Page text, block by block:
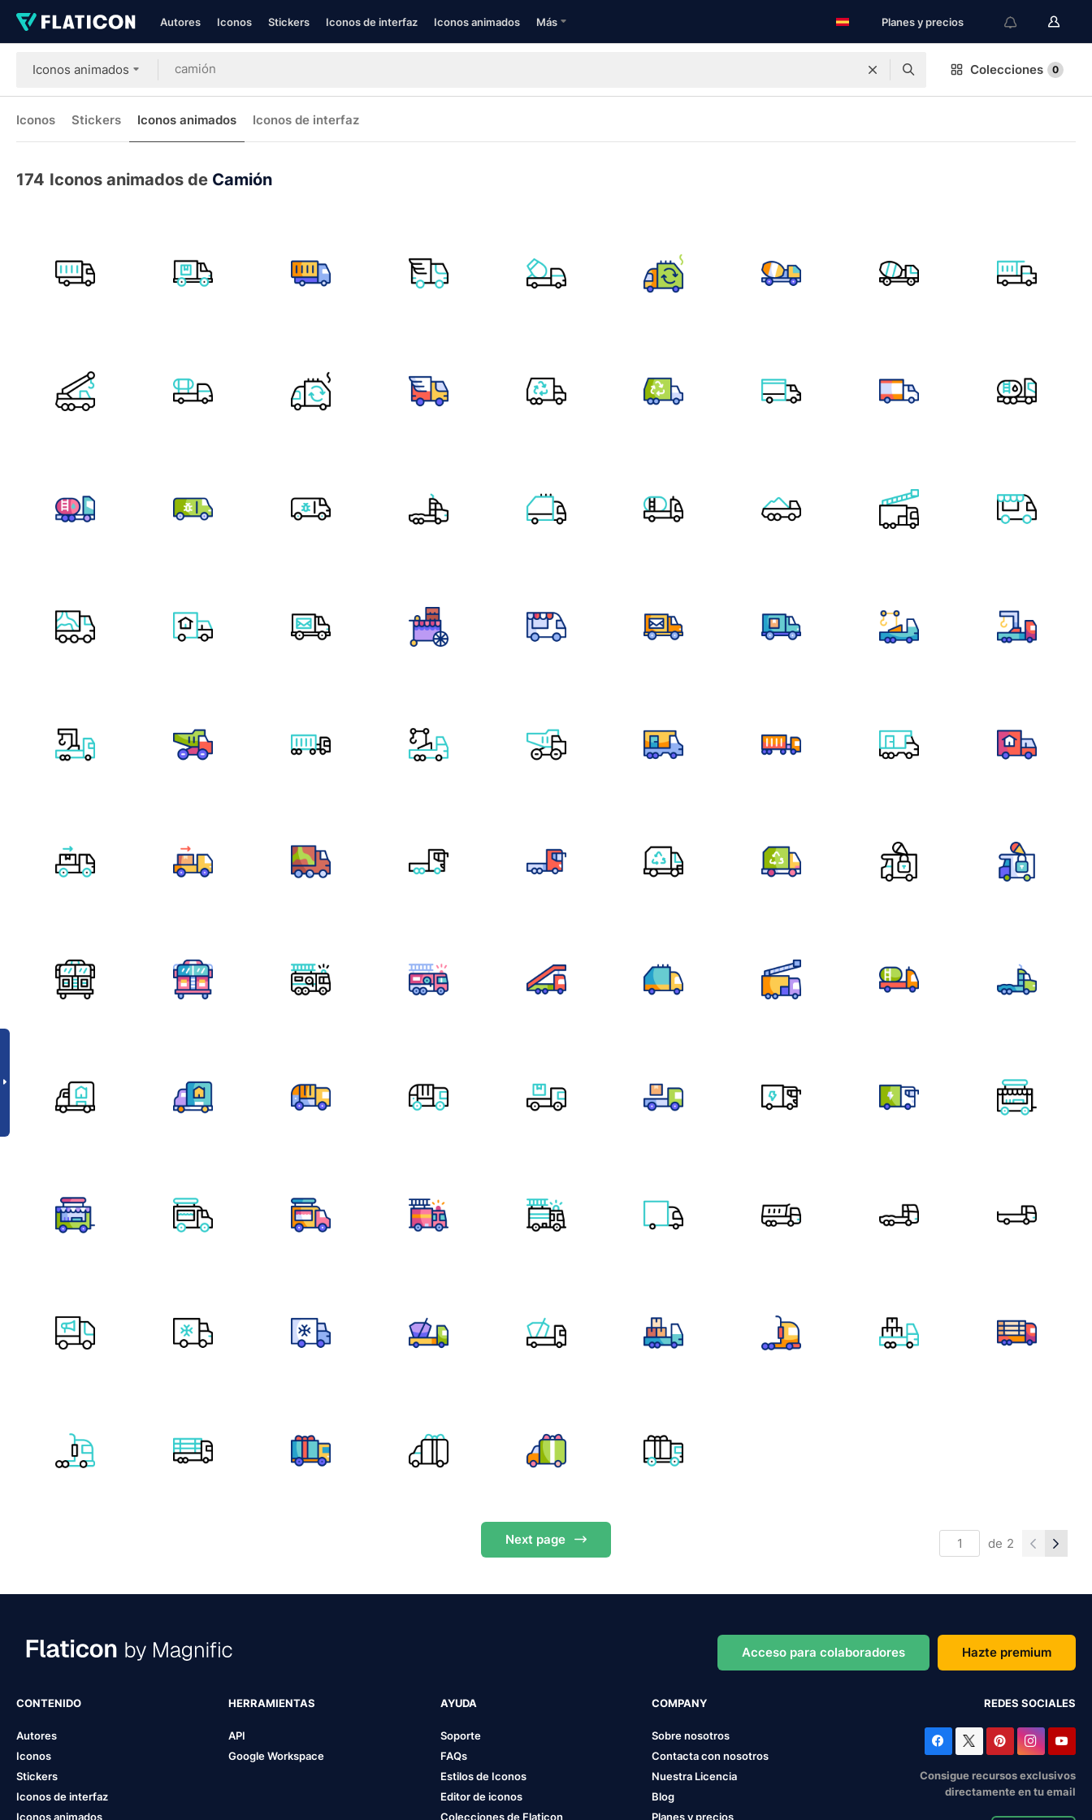
Autores Iconos Stickers Iconos de interfaz Iconos animados Más Planes y precios
Iconos animados Colecciones 0
Iconos Stickers Iconos animados Iconos de interfaz
174 Iconos animados de Camión
Next page de 2
Acceso para colaboradores Hazte premium
CONTENIDO
Autores
Iconos
Stickers
Iconos de interfaz
Iconos animados
HERRAMIENTAS
API
Google Workspace
AYUDA
Soporte
FAQs
Estilos de Iconos
Editor de iconos
Colecciones de Flaticon
COMPANY
Sobre nosotros
Contacta con nosotros
Nuestra Licencia
Blog
Planes y precios
REDES SOCIALES
Consigue recursos exclusivos
directamente en tu email